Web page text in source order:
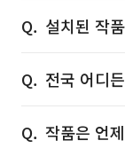
설치된 작
전국 어디
작품은 언